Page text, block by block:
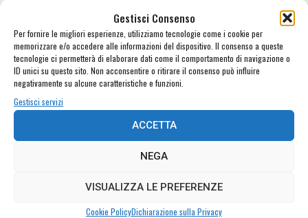
Gestisci Consenso
Per fornire le migliori esperienze, utilizziamo tecnologie come i cookie per
memorizzare e/o accedere alle informazioni del dispositivo. Il consenso a queste
tecnologie ci permetterà di elaborare dati come il comportamento di navigazione o
ID unici su questo sito. Non acconsentire o ritirare il consenso può influire
negativamente su alcune caratteristiche e funzioni.
Gestisci servizi
ACCETTA
NEGA
VISUALIZZA LE PREFERENZE
Cookie PolicyDichiarazione sulla Privacy
Related Posts